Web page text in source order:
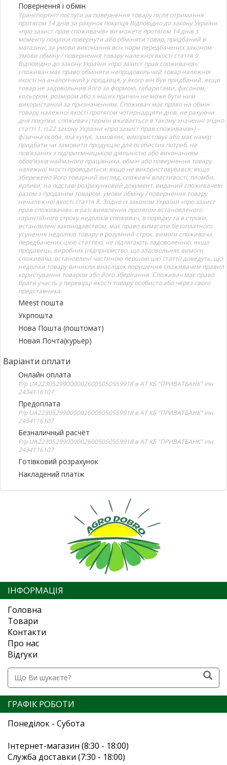
Повернення і обмін
Транспортніт послуги за повернення товару після отримання
протягом 14 днів за рахунок покупця Відповідно до закону України
«про захист прав споживачів» ви можете протягом 14 днів з
моменту покупки повернути або обміняти товар, придбаний в
магазині, за умови виконання всіх норм передбачених законом.
Умови обміну / повернення товару належної якості стаття 9.
Відповідно до закону України «про захист прав споживачів»:
споживач має право обміняти непродовольчий товар належної
якості на аналогічний у продавця, у якого він був придбаний, якщо
товар не задовольнив його за формою, габаритами, фасоном,
кольором, розміром або з інших причин не може бути ним
використаний за призначенням. Споживач має право на обмін
товару належної якості протягом чотирнадцяти днів, не рахуючи
дня покупки. споживач (термін вживається в такому значенні згідно
статті 1. п.22 закону України «про захист прав споживачів») –
фізична особа, яка купує, замовляє, використовує або має намір
придбати чи замовити продукцію для особистих потреб, не
пов’язаних з підприємницькою діяльністю або виконанням
обов’язків найманого працівника. обмін або повернення товару
належної якості провадиться: якщо не використовувався; якщо
збережено його товарний вигляд, споживчі властивості, пломби,
ярлики; на підставі розрахунковий документ, виданий споживачеві
разом з проданим товаром. умови обміну / повернення товару
неналежної якості стаття 8. Згідно із законом України «про захист
прав споживачів»: в разі виявлення протягом встановленого
гарантійного строку недоліків споживач, в порядку та в строки,
встановлені законодавством, має право вимагати безоплатного
усунення недоліків товару в розумний строк. вимоги споживача,
передбачених цією статтею, не підлягають задоволенню, якщо
продавець, виробник (підприємство, що задовольняє вимоги
споживача, встановлені частиною першою цієї статті) доведуть, що
недоліки товару виникли внаслідок порушення споживачем правил
користування товаром або його зберігання. Споживач має право
брати участь у перевірці якості товару особисто або через свого
представника.
Meest пошта
Укрпошта
Нова Пошта (поштомат)
Новая Почта(курьер)
Варіанти оплати
Онлайн оплата
Р/р UA223052990000026005050559918 в АТ КБ "ПРИВАТБАНК" іпн
2434116107
Предоплата
Р/р UA223052990000026005050559918 в АТ КБ "ПРИВАТБАНК" іпн
2434116107
Безналичный расчёт
Р/р UA223052990000026005050559918 в АТ КБ "ПРИВАТБАНК" іпн
2434116107
Готівковий розрахунок
Накладений платіж
ІНФОРМАЦІЯ
Головна
Товари
Контакти
Про нас
Відгуки
ГРАФІК РОБОТИ
Понеділок - Субота
Інтернет-магазин (8:30 - 18:00)
Служба доставки (7:30 - 18:00)